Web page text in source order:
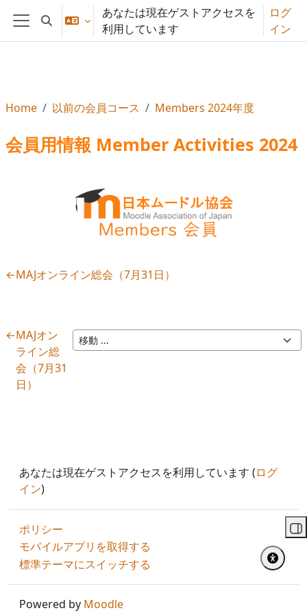
メインコンテンツへスキップする
サイドパネル
検索入力に切り替える
あなたは現在ゲストアクセスを
利用しています
ログ
イン
Home 以前の会員コース Members 2024年度
会員用情報 Member Activities 2024
セクションアウトライン
←MAJオンライン総会（7月31日）
←MAJオン
ライン総
会（7月31
日）
あなたは現在ゲストアクセスを利用しています (ログ
イン)
ポリシー
モバイルアプリを取得する
標準テーマにスイッチする
Powered by Moodle